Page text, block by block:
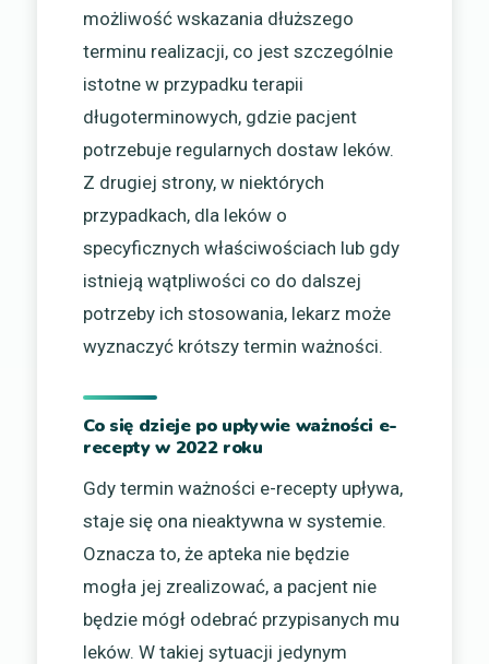
możliwość wskazania dłuższego
terminu realizacji, co jest szczególnie
istotne w przypadku terapii
długoterminowych, gdzie pacjent
potrzebuje regularnych dostaw leków.
Z drugiej strony, w niektórych
przypadkach, dla leków o
specyficznych właściwościach lub gdy
istnieją wątpliwości co do dalszej
potrzeby ich stosowania, lekarz może
wyznaczyć krótszy termin ważności.
Co się dzieje po upływie ważności e-
recepty w 2022 roku
Gdy termin ważności e-recepty upływa,
staje się ona nieaktywna w systemie.
Oznacza to, że apteka nie będzie
mogła jej zrealizować, a pacjent nie
będzie mógł odebrać przypisanych mu
leków. W takiej sytuacji jedynym